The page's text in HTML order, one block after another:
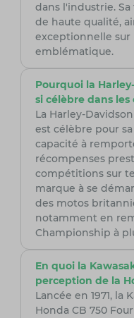
dans l'industrie.
de haute qualité,
exceptionnelle sur
emblématique.
Pourquoi la
si célèbre dans
La Harley-
est célèbre pour
capacité à
récompenses
compétitions sur
marque à se
des motos
notamment en
Championship à
En quoi la
perception de la
Lancée en 1971, la
Honda CB 750